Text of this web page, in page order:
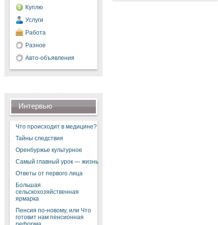
Куплю
Услуги
Работа
Разное
Авто-объявления
Интервью
Что происходит в медицине?
Тайны следствия
Оренбуржье культурное
Самый главный урок — жизнь
Ответы от первого лица
Большая
сельскохозяйственная
ярмарка
Пенсия по-новому, или Что
готовит нам пенсионная